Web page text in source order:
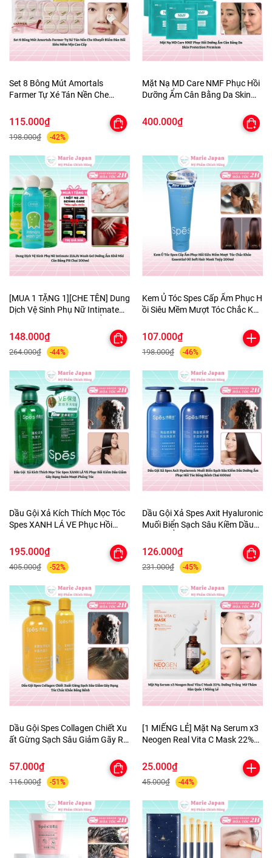
Set 8 Bông Mút Amortals
Farmer Tự Xé Tán Nền Che
Mịn Cao Cấp
115.000₫
198.000₫ -42%
Mặt Nạ MD Care NMF Phục Hồi
Dưỡng Ẩm Cân Bằng Da Skin
400.000₫
[MUA 1 TẶNG 1][CHE TÊN] Dung
Dịch Vệ Sinh Phụ Nữ Intimate
KhửMùi CânBằng PH Chai
200ml-TẶNG 1MASK
148.000₫
264.000₫ -44%
Kem Ủ Tóc Spes Cấp Ẩm Phục H
ồi Siêu Mềm Mượt Tóc Chắc Khỏ
ýp 200ml
107.000₫
198.000₫ -46%
Dầu Gội Xả Kích Thích Mọc Tóc
Spes XANH LÁ VE Phục Hồi
Mượt Phồng Tóc
195.000₫
405.000₫ -52%
Dầu Gội Xả Spes Axit Hyaluronic
Muối Biển Sạch Sâu Kiềm Dầu
Bềnh Chai 600ml
126.000₫
231.000₫ -45%
Dầu Gội Spes Collagen Chiết Xu
ất Gừng Sạch Sâu Giảm Gãy Rụ
57.000₫
116.000₫ -51%
[1 MIẾNG LẺ] Mặt Nạ Serum x3
Neogen Real Vita C Mask 22%
Quốc
25.000₫
45.000₫ -44%